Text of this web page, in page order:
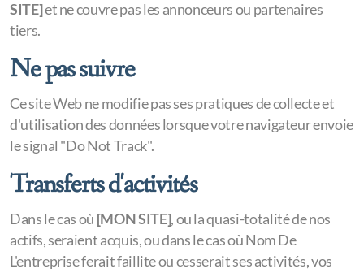
SITE]et ne couvre pas les annonceurs ou partenaires
tiers.
Ne pas suivre
Ce site Web ne modifie pas ses pratiques de collecte et
d'utilisation des données lorsque votre navigateur envoie
le signal "Do Not Track".
Transferts d'activités
Dans le cas où [MON SITE], ou la quasi-totalité de nos
actifs, seraient acquis, ou dans le cas où Nom De
L'entreprise ferait faillite ou cesserait ses activités, vos